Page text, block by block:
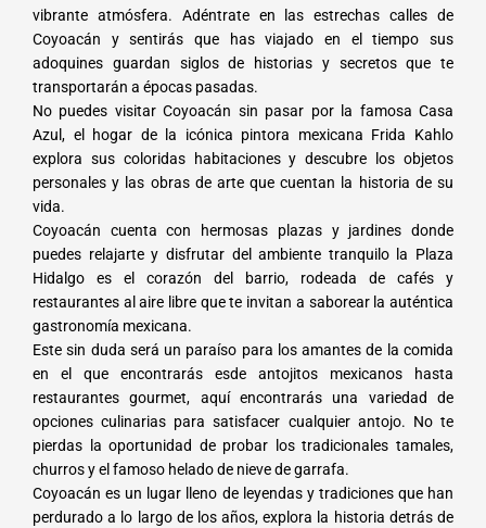
vibrante atmósfera. Adéntrate en las estrechas calles de
Coyoacán y sentirás que has viajado en el tiempo sus
adoquines guardan siglos de historias y secretos que te
transportarán a épocas pasadas.
No puedes visitar Coyoacán sin pasar por la famosa Casa
Azul, el hogar de la icónica pintora mexicana Frida Kahlo
explora sus coloridas habitaciones y descubre los objetos
personales y las obras de arte que cuentan la historia de su
vida.
Coyoacán cuenta con hermosas plazas y jardines donde
puedes relajarte y disfrutar del ambiente tranquilo la Plaza
Hidalgo es el corazón del barrio, rodeada de cafés y
restaurantes al aire libre que te invitan a saborear la auténtica
gastronomía mexicana.
Este sin duda será un paraíso para los amantes de la comida
en el que encontrarás esde antojitos mexicanos hasta
restaurantes gourmet, aquí encontrarás una variedad de
opciones culinarias para satisfacer cualquier antojo. No te
pierdas la oportunidad de probar los tradicionales tamales,
churros y el famoso helado de nieve de garrafa.
Coyoacán es un lugar lleno de leyendas y tradiciones que han
perdurado a lo largo de los años, explora la historia detrás de